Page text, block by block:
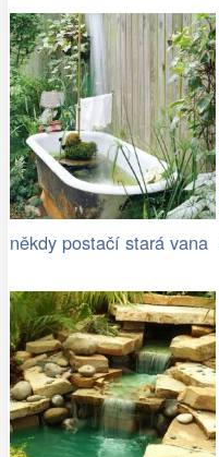
někdy postačí stará vana